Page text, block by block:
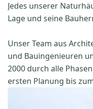
Jedes unserer
Lage und seine
Unser Team aus
und Bauingenieuren
2000 durch alle
ersten Planung bis